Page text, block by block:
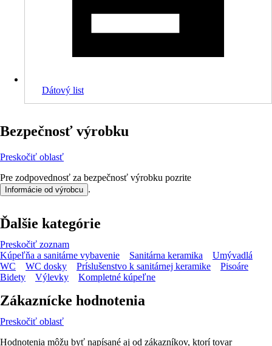
Dátový list
Bezpečnosť výrobku
Preskočiť oblasť
Pre zodpovednosť za bezpečnosť výrobku pozrite
Informácie od výrobcu .
Ďalšie kategórie
Preskočiť zoznam
Kúpeľňa a sanitárne vybavenie
Sanitárna keramika
Umývadlá
WC
WC dosky Príslušenstvo k sanitárnej keramike
Pisoáre
Bidety
Výlevky Kompletné kúpeľne
Zákaznícke hodnotenia
Preskočiť oblasť
Hodnotenia môžu byť napísané aj od zákazníkov, ktorí tovar